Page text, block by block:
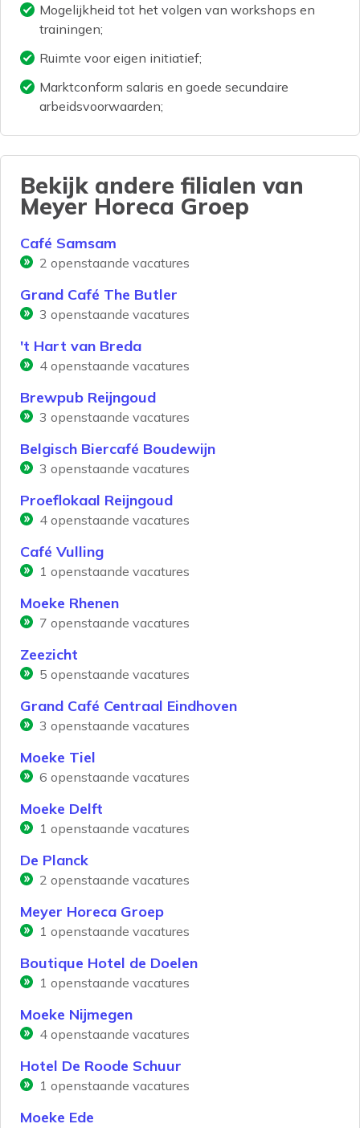
Mogelijkheid tot het volgen van workshops en
trainingen;
Ruimte voor eigen initiatief;
Marktconform salaris en goede secundaire
arbeidsvoorwaarden;
Bekijk andere filialen van
Meyer Horeca Groep
Café Samsam
2 openstaande vacatures
Grand Café The Butler
3 openstaande vacatures
't Hart van Breda
4 openstaande vacatures
Brewpub Reijngoud
3 openstaande vacatures
Belgisch Biercafé Boudewijn
3 openstaande vacatures
Proeflokaal Reijngoud
4 openstaande vacatures
Café Vulling
1 openstaande vacatures
Moeke Rhenen
7 openstaande vacatures
Zeezicht
5 openstaande vacatures
Grand Café Centraal Eindhoven
3 openstaande vacatures
Moeke Tiel
6 openstaande vacatures
Moeke Delft
1 openstaande vacatures
De Planck
2 openstaande vacatures
Meyer Horeca Groep
1 openstaande vacatures
Boutique Hotel de Doelen
1 openstaande vacatures
Moeke Nijmegen
4 openstaande vacatures
Hotel De Roode Schuur
1 openstaande vacatures
Moeke Ede